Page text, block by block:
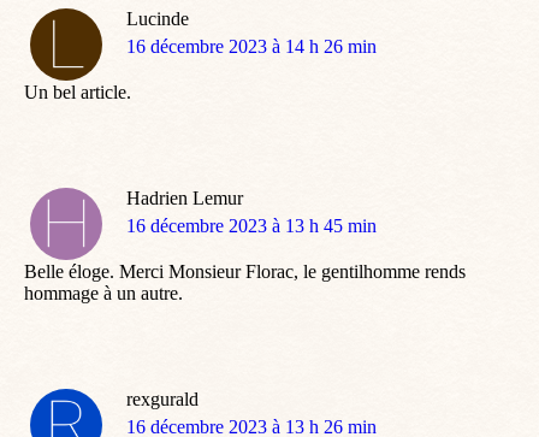
Lucinde
dit
16 décembre 2023 à 14 h 26 min
Un bel article.
Hadrien Lemur
dit
16 décembre 2023 à 13 h 45 min
Belle éloge. Merci Monsieur Florac, le gentilhomme rends
hommage à un autre.
rexgurald
dit
16 décembre 2023 à 13 h 26 min